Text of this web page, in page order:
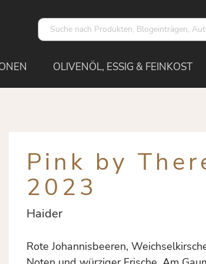
OLIVENÖL, ESSIG & FEINKOST
Pink by
2023
Haider
Rote Johannisbeeren,